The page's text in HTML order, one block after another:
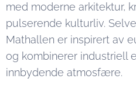
med moderne arkitektur,
pulserende kulturliv.
Mathallen er inspirert av
og kombinerer industriell
innbydende atmosfære.